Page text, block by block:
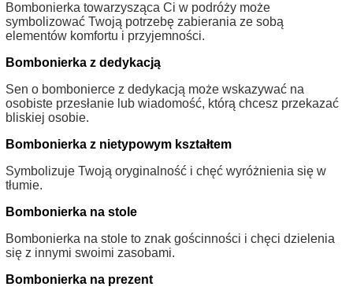
Bombonierka towarzysząca Ci w podróży może
symbolizować Twoją potrzebę zabierania ze sobą
elementów komfortu i przyjemności.
Bombonierka z dedykacją
Sen o bombonierce z dedykacją może wskazywać na
osobiste przesłanie lub wiadomość, którą chcesz przekazać
bliskiej osobie.
Bombonierka z nietypowym kształtem
Symbolizuje Twoją oryginalność i chęć wyróżnienia się w
tłumie.
Bombonierka na stole
Bombonierka na stole to znak gościnności i chęci dzielenia
się z innymi swoimi zasobami.
Bombonierka na prezent